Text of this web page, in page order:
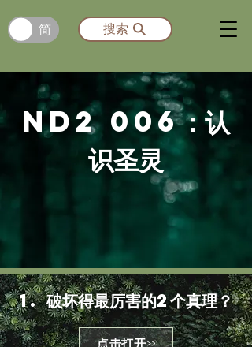
简 搜索
ND2 006：认
识圣灵
1. 破坏得最厉害的2个真理？
点击打开>>